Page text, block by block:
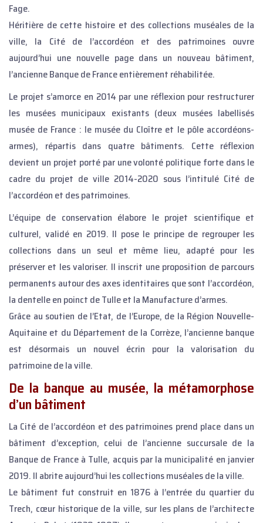
Fage.
Héritière de cette histoire et des collections muséales de la
ville, la Cité de l’accordéon et des patrimoines ouvre
aujourd’hui une nouvelle page dans un nouveau bâtiment,
l’ancienne Banque de France entièrement réhabilitée.
Le projet s’amorce en 2014 par une réflexion pour restructurer
les musées municipaux existants (deux musées labellisés
musée de France : le musée du Cloître et le pôle accordéons-
armes), répartis dans quatre bâtiments. Cette réflexion
devient un projet porté par une volonté politique forte dans le
cadre du projet de ville 2014-2020 sous l’intitulé Cité de
l’accordéon et des patrimoines.
L’équipe de conservation élabore le projet scientifique et
culturel, validé en 2019. Il pose le principe de regrouper les
collections dans un seul et même lieu, adapté pour les
préserver et les valoriser. Il inscrit une proposition de parcours
permanents autour des axes identitaires que sont l’accordéon,
la dentelle en poinct de Tulle et la Manufacture d’armes.
Grâce au soutien de l’Etat, de l’Europe, de la Région Nouvelle-
Aquitaine et du Département de la Corrèze, l’ancienne banque
est désormais un nouvel écrin pour la valorisation du
patrimoine de la ville.
De la banque au musée, la métamorphose
d’un bâtiment
La Cité de l’accordéon et des patrimoines prend place dans un
bâtiment d’exception, celui de l’ancienne succursale de la
Banque de France à Tulle, acquis par la municipalité en janvier
2019. Il abrite aujourd’hui les collections muséales de la ville.
Le bâtiment fut construit en 1876 à l’entrée du quartier du
Trech, cœur historique de la ville, sur les plans de l’architecte